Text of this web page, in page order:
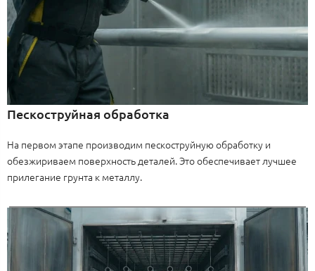
Пескоструйная обработка
На первом этапе производим пескоструйную обработку и
обезжириваем поверхность деталей. Это обеспечивает лучшее
прилегание грунта к металлу.